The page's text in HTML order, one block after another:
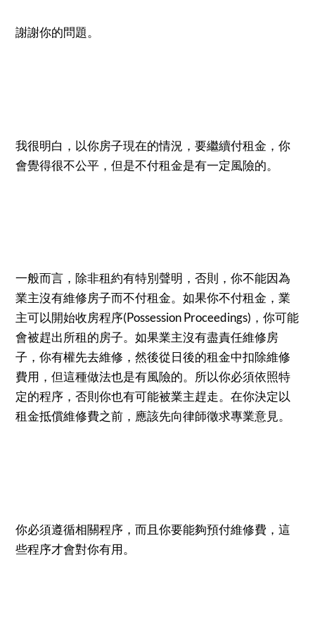
謝謝你的問題。
我很明白，以你房子現在的情況，要繼續付租金，你
會覺得很不公平，但是不付租金是有一定風險的。
一般而言，除非租約有特別聲明，否則，你不能因為
業主沒有維修房子而不付租金。如果你不付租金，業
主可以開始收房程序(Possession Proceedings)，你可能
會被趕出所租的房子。如果業主沒有盡責任維修房
子，你有權先去維修，然後從日後的租金中扣除維修
費用，但這種做法也是有風險的。所以你必須依照特
定的程序，否則你也有可能被業主趕走。在你決定以
租金抵償維修費之前，應該先向律師徵求專業意見。
你必須遵循相關程序，而且你要能夠預付維修費，這
些程序才會對你有用。